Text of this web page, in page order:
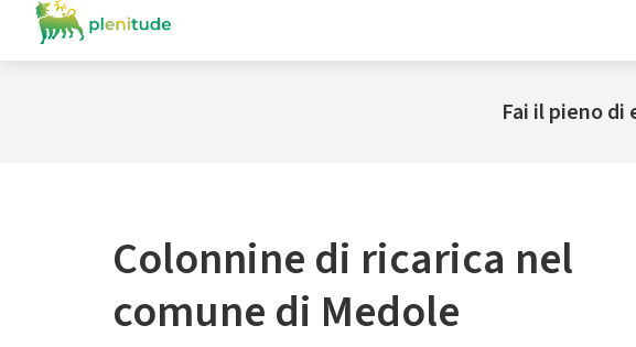
Fai il pieno di
Colonnine di ricarica nel
comune di Medole